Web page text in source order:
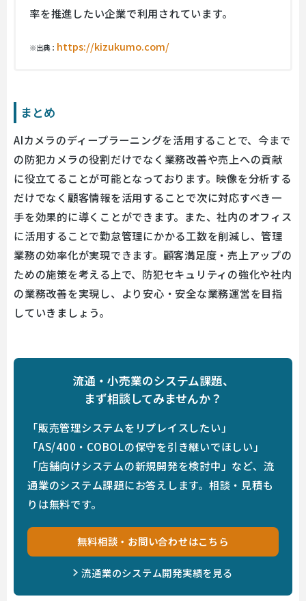
率を推進したい企業で利用されています。
※出典： https://kizukumo.com/
まとめ
AIカメラのディープラーニングを活用することで、今まで
の防犯カメラの役割だけでなく業務改善や売上への貢献
に役立てることが可能となっております。映像を分析する
だけでなく顧客情報を活用することで次に対応すべき一
手を効果的に導くことができます。また、社内のオフィス
に活用することで勤怠管理にかかる工数を削減し、管理
業務の効率化が実現できます。顧客満足度・売上アップの
ための施策を考える上で、防犯セキュリティの強化や社内
の業務改善を実現し、より安心・安全な業務運営を目指
していきましょう。
流通・小売業のシステム課題、
まず相談してみませんか？
「販売管理システムをリプレイスしたい」
「AS/400・COBOLの保守を引き継いでほしい」
「店舗向けシステムの新規開発を検討中」など、流
通業のシステム課題にお答えします。相談・見積も
りは無料です。
無料相談・お問い合わせはこちら
流通業のシステム開発実績を見る